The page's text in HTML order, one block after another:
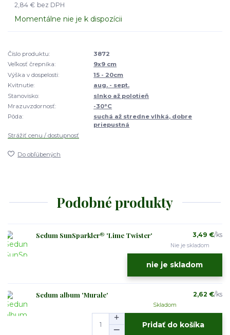
2,84 € bez DPH
Momentálne nie je k dispozícii
Číslo produktu:
3872
Veľkosť črepníka:
9x9 cm
Výška v dospelosti:
15 - 20cm
Kvitnutie:
aug. - sept.
Stanovisko:
slnko až polotieň
Mrazuvzdornosť:
-30°C
Pôda:
suchá až stredne vlhká, dobre
priepustná
Strážiť cenu / dostupnosť
Do obľúbených
Podobné produkty
Sedum SunSparkler® 'Lime Twister' 3,49 €/ks
Nie je skladom
nie je skladom
Sedum album 'Murale' 2,62 €/ks
Skladom
Pridať do košíka